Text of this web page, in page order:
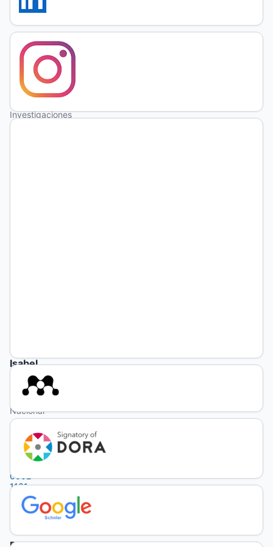
disruptiva
Luis
Porta
Consejo
Nacional para
Investigaciones
Isabel
Molinas
Universidad
Nacional
del Litoral
0002-
1131-
0472
(no
autenticado)